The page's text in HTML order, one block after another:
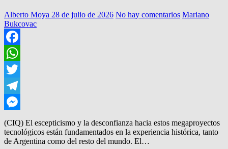
Alberto Moya 28 de julio de 2026 No hay comentarios Mariano
Bukcovac
Facebook
WhatsApp
Twitter
Telegram
Messenger
(CIQ) El escepticismo y la desconfianza hacia estos megaproyectos
tecnológicos están fundamentados en la experiencia histórica, tanto
de Argentina como del resto del mundo. El…